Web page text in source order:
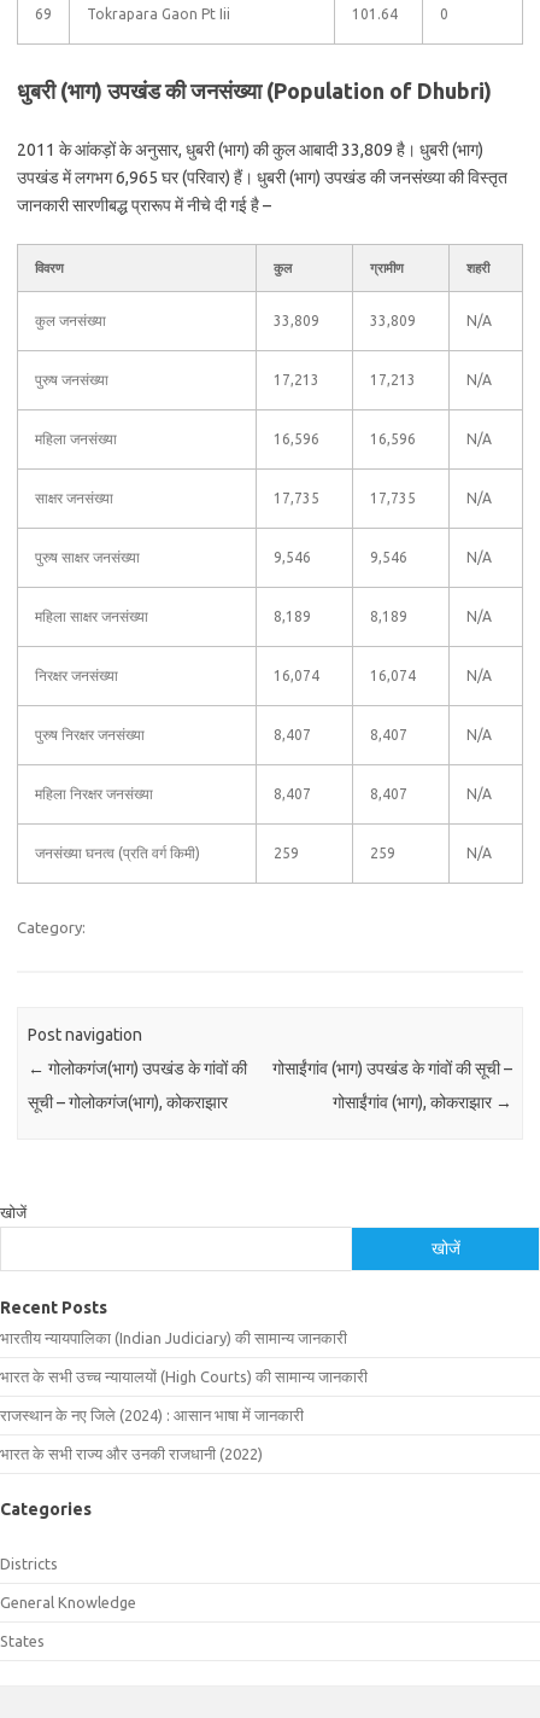
69 Tokrapara Gaon Pt Iii 101.64 0
धुबरी (भाग) उपखंड की जनसंख्या (Population of Dhubri)
2011 के आंकड़ों के अनुसार, धुबरी (भाग) की कुल आबादी 33,809 है। धुबरी (भाग)
उपखंड में लगभग 6,965 घर (परिवार) हैं। धुबरी (भाग) उपखंड की जनसंख्या की विस्तृत
जानकारी सारणीबद्ध प्रारूप में नीचे दी गई है –
विवरण कुल ग्रामीण शहरी
कुल जनसंख्या 33,809 33,809 N/A
पुरुष जनसंख्या 17,213 17,213 N/A
महिला जनसंख्या 16,596 16,596 N/A
साक्षर जनसंख्या 17,735 17,735 N/A
पुरुष साक्षर जनसंख्या 9,546 9,546 N/A
महिला साक्षर जनसंख्या 8,189 8,189 N/A
निरक्षर जनसंख्या 16,074 16,074 N/A
पुरुष निरक्षर जनसंख्या 8,407 8,407 N/A
महिला निरक्षर जनसंख्या 8,407 8,407 N/A
जनसंख्या घनत्व (प्रति वर्ग किमी) 259 259 N/A
Category:
Post navigation
← गोलोकगंज(भाग) उपखंड के गांवों की
सूची – गोलोकगंज(भाग), कोकराझार
गोसाईंगांव (भाग) उपखंड के गांवों की सूची –
गोसाईंगांव (भाग), कोकराझार →
खोजें
खोजें
Recent Posts
भारतीय न्यायपालिका (Indian Judiciary) की सामान्य जानकारी
भारत के सभी उच्च न्यायालयों (High Courts) की सामान्य जानकारी
राजस्थान के नए जिले (2024) : आसान भाषा में जानकारी
भारत के सभी राज्य और उनकी राजधानी (2022)
Categories
Districts
General Knowledge
States